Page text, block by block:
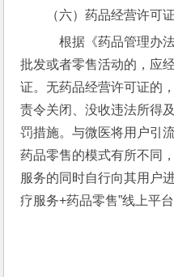
（六）药品经营许可证
根据《药品管理办
批发或者零售活动的，应
证。无药品经营许可证的
责令关闭、没收违法所得
罚措施。与微医将用户引
药品零售的模式有所不同
服务的同时自行向其用户
疗服务+药品零售”线上平